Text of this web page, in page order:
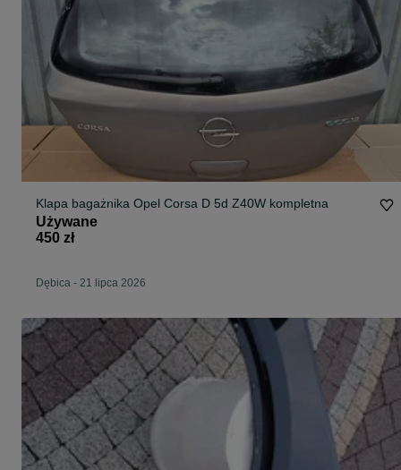
Klapa bagażnika Opel Corsa D 5d Z40W kompletna
Używane
450 zł
Dębica - 21 lipca 2026